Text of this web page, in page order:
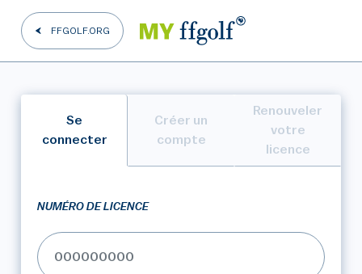
FFGOLF.ORG
Se
connecter
Créer un
compte
Renouveler
votre
licence
NUMÉRO DE LICENCE